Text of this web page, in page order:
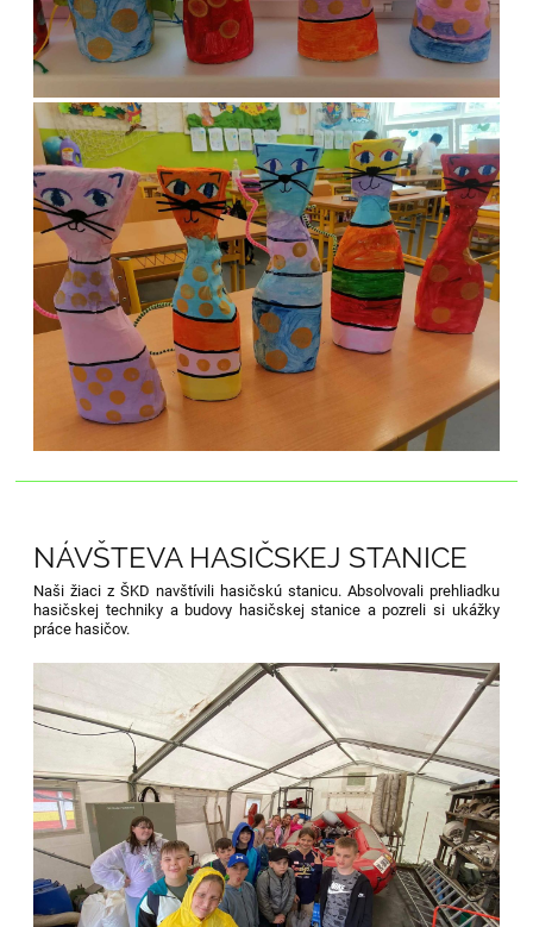
NÁVŠTEVA HASIČSKEJ STANICE
Naši žiaci z ŠKD navštívili hasičskú stanicu. Absolvovali prehliadku
hasičskej techniky a budovy hasičskej stanice a pozreli si ukážky
práce hasičov.